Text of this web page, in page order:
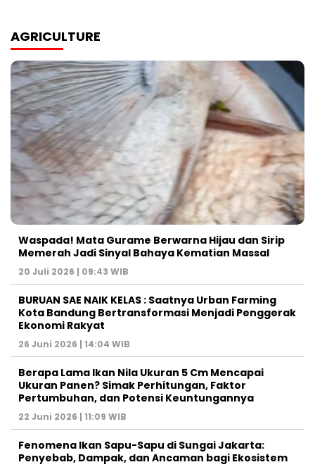
AGRICULTURE
Waspada! Mata Gurame Berwarna Hijau dan Sirip
Memerah Jadi Sinyal Bahaya Kematian Massal
20 Juli 2026 | 09:43 WIB
BURUAN SAE NAIK KELAS : Saatnya Urban Farming
Kota Bandung Bertransformasi Menjadi Penggerak
Ekonomi Rakyat
26 Juni 2026 | 14:04 WIB
Berapa Lama Ikan Nila Ukuran 5 Cm Mencapai
Ukuran Panen? Simak Perhitungan, Faktor
Pertumbuhan, dan Potensi Keuntungannya
22 Juni 2026 | 11:09 WIB
Fenomena Ikan Sapu-Sapu di Sungai Jakarta:
Penyebab, Dampak, dan Ancaman bagi Ekosistem